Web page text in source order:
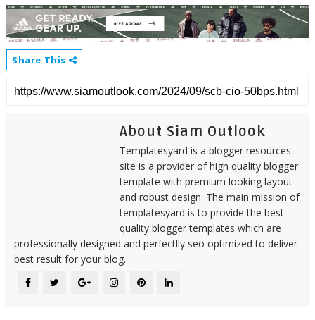
Share This
About Siam Outlook
Templatesyard is a blogger resources
site is a provider of high quality blogger
template with premium looking layout
and robust design. The main mission of
templatesyard is to provide the best
quality blogger templates which are
professionally designed and perfectlly seo optimized to deliver
best result for your blog.